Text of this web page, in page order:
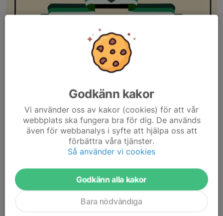
På julafton är det 120 år sedan Stockholms atletklubb såg
dagens ljus. Det betyder att vi är en av Sveriges äldsta
fortfarande verksamma atletklubbar. Under året har vi firat med
Läs mer
Godkänn kakor
Vi använder oss av kakor (cookies) för att vår
webbplats ska fungera bra för dig. De används
även för webbanalys i syfte att hjälpa oss att
förbättra våra tjänster.
Så använder vi cookies
Godkänn alla kakor
Bara nödvändiga